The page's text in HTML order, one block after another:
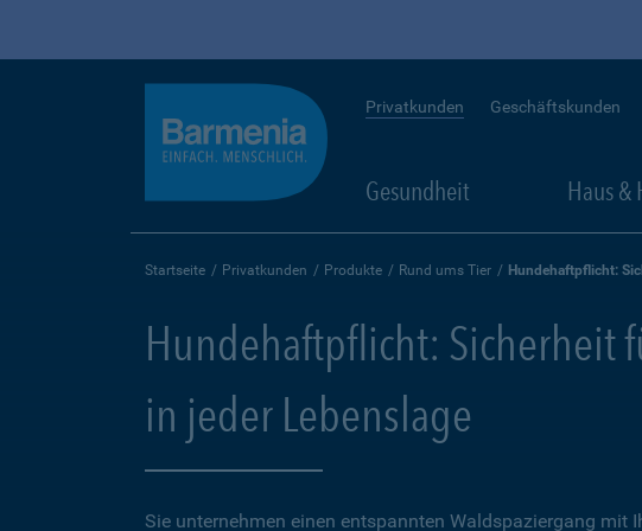
Privatkunden Geschäftskunden
Gesundheit Haus
Startseite Privatkunden Produkte Rund ums Tier Hundehaftpflicht:
Hundehaftpflicht: Sicherheit
in jeder Lebenslage
Sie unternehmen einen entspannten Waldspaziergang mit